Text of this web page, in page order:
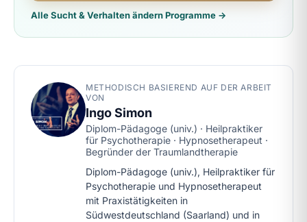
Alle Sucht & Verhalten ändern Programme →
METHODISCH BASIEREND AUF DER ARBEIT
VON
Ingo Simon
Diplom-Pädagoge (univ.) · Heilpraktiker
für Psychotherapie · Hypnosetherapeut ·
Begründer der Traumlandtherapie
Diplom-Pädagoge (univ.), Heilpraktiker für
Psychotherapie und Hypnosetherapeut
mit Praxistätigkeiten in
Südwestdeutschland (Saarland) und in